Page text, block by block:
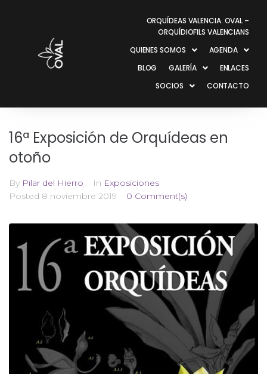
ORQUÍDEAS VALENCIA. OVAL –
ORQUÍDIOFILS VALENCIANS
QUIENES SOMOS
AGENDA
BLOG
GALERÍA
ENLACES
SOCIOS
CONTACTO
16ª Exposición de Orquídeas en
otoño
By Pilar del Hierro In Exposiciones
Posted 8 noviembre 2019 0 Comment(s)